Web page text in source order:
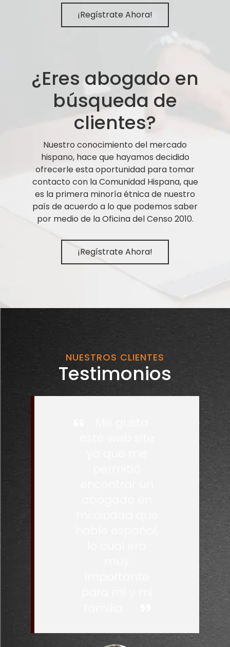
¡Regístrate Ahora!
¿Eres abogado en
búsqueda de
clientes?
Nuestro conocimiento del mercado
hispano, hace que hayamos decidido
ofrecerle esta oportunidad para tomar
contacto con la Comunidad Hispana, que
es la primera minoría étnica de nuestro
país de acuerdo a lo que podemos saber
por medio de la Oficina del Censo 2010.
¡Regístrate Ahora!
NUESTROS CLIENTES
Testimonios